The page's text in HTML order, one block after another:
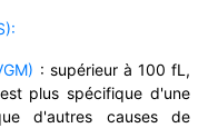
: supérieur à 100 fL,
plus spécifique d'une
d'autres causes de